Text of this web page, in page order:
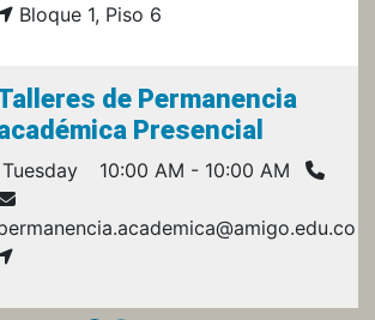
Bloque 1, Piso 6
de Permanencia
Presencial
Tuesday 10:00 AM - 10:00 AM